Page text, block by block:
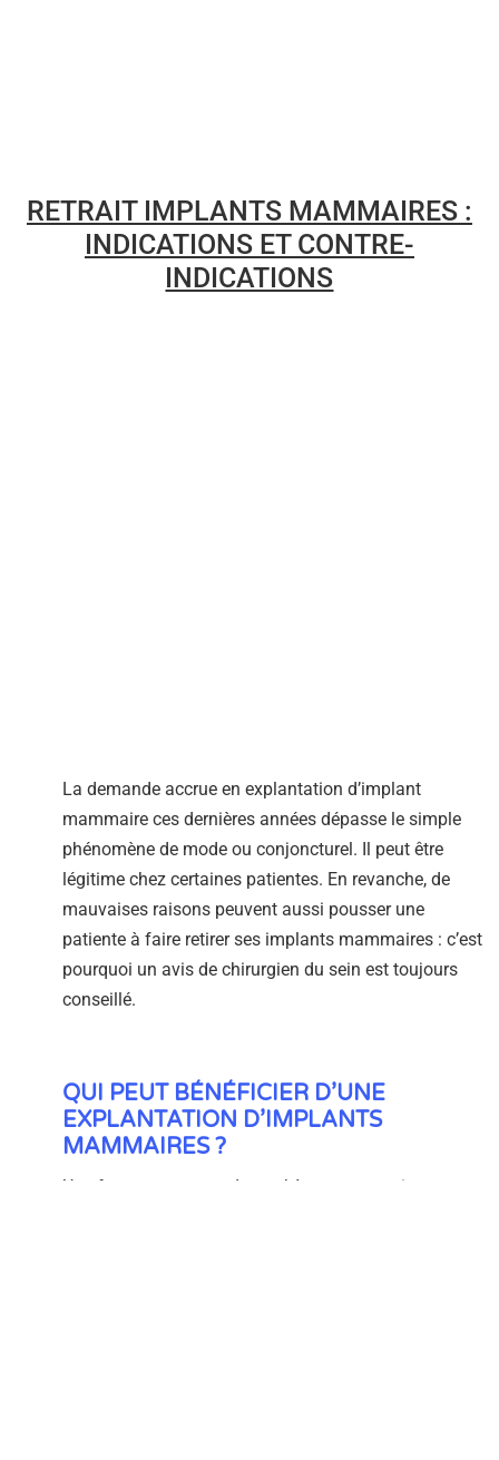
RETRAIT IMPLANTS MAMMAIRES :
INDICATIONS ET CONTRE-
INDICATIONS
La demande accrue en explantation d’implant
mammaire ces dernières années dépasse le simple
phénomène de mode ou conjoncturel. Il peut être
légitime chez certaines patientes. En revanche, de
mauvaises raisons peuvent aussi pousser une
patiente à faire retirer ses implants mammaires : c’est
pourquoi un avis de chirurgien du sein est toujours
conseillé.
QUI PEUT BÉNÉFICIER D’UNE
EXPLANTATION D’IMPLANTS
MAMMAIRES ?
Une femme porteuse de prothèses mammaires peut